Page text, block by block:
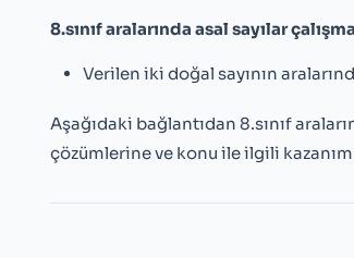
8.sınıf aralarında asal sayılar
Verilen iki doğal sayının
Aşağıdaki bağlantıdan 8.sınıf
çözümlerine ve konu ile ilgili